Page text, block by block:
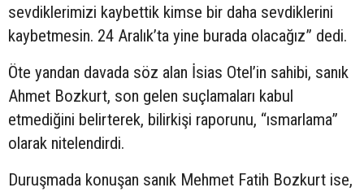
sevdiklerimizi kaybettik kimse bir daha sevdiklerini
kaybetmesin. 24 Aralık’ta yine burada olacağız” dedi.
Öte yandan davada söz alan İsias Otel’in sahibi, sanık
Ahmet Bozkurt, son gelen suçlamaları kabul
etmediğini belirterek, bilirkişi raporunu, “ısmarlama”
olarak nitelendirdi.
Duruşmada konuşan sanık Mehmet Fatih Bozkurt ise,